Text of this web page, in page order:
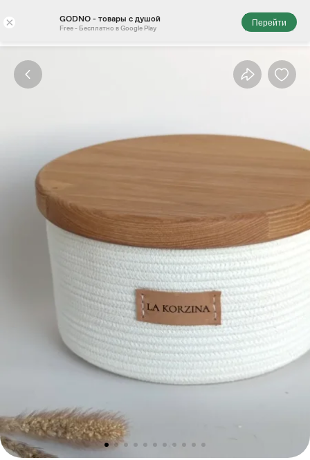
× GODNO - товары с душой
Free - Бесплатно в Google Play
Перейти